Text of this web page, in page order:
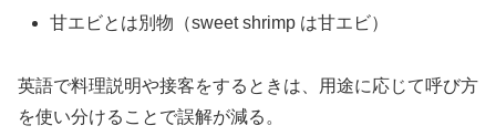
甘エビとは別物（sweet shrimp は甘エビ）
英語で料理説明や接客をするときは、用途に応じて呼び方
を使い分けることで誤解が減る。